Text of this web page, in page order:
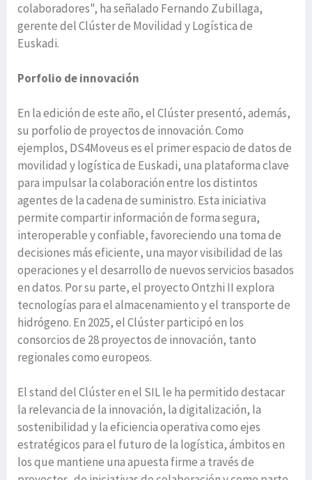
colaboradores", ha señalado Fernando Zubillaga,
gerente del Clúster de Movilidad y Logística de
Euskadi.
Porfolio de innovación
En la edición de este año, el Clúster presentó, además,
su porfolio de proyectos de innovación. Como
ejemplos, DS4Moveus es el primer espacio de datos de
movilidad y logística de Euskadi, una plataforma clave
para impulsar la colaboración entre los distintos
agentes de la cadena de suministro. Esta iniciativa
permite compartir información de forma segura,
interoperable y confiable, favoreciendo una toma de
decisiones más eficiente, una mayor visibilidad de las
operaciones y el desarrollo de nuevos servicios basados
en datos. Por su parte, el proyecto Ontzhi II explora
tecnologías para el almacenamiento y el transporte de
hidrógeno. En 2025, el Clúster participó en los
consorcios de 28 proyectos de innovación, tanto
regionales como europeos.
El stand del Clúster en el SIL le ha permitido destacar
la relevancia de la innovación, la digitalización, la
sostenibilidad y la eficiencia operativa como ejes
estratégicos para el futuro de la logística, ámbitos en
los que mantiene una apuesta firme a través de